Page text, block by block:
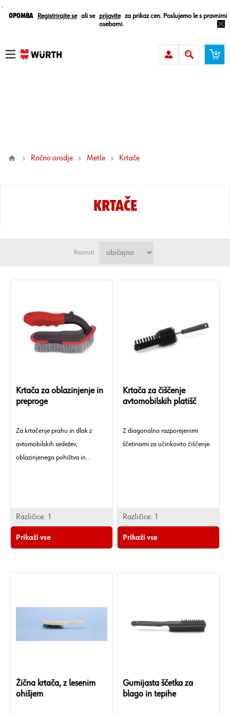
¸
Opomba Registrirajte se ali se prijavite
za prikaz cen. Poslujemo le s pravnimi
osebami.
Ročno orodje Metle krtače
KRTAČE
Razvrsti
Krtača za oblazinjenje in
preproge
Za krtačenje prahu in dlak z
avtomobilskih sedežev,
oblazinjenega pohištva in
Različice: 1
Prikaži vse
Krtača za čiščenje
avtomobilskih platišč
Z diagonalno razporejenimi
ščetinami za učinkovito čiščenje.
Različice: 1
Prikaži vse
Žična krtača, z lesenim
ohišjem
Gumijasta ščetka za
blago in tepihe